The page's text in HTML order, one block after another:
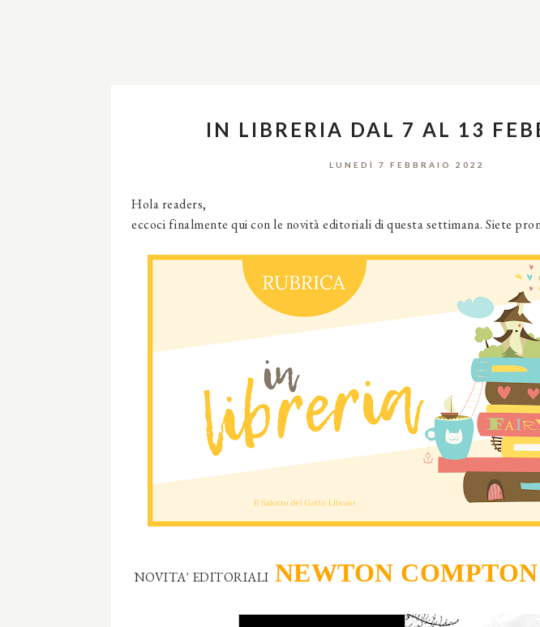
IN LIBRERIA DAL 7 AL 13
LUNEDÌ 7 FEBBRAIO 2022
Hola readers,
eccoci finalmente qui con le novità editoriali di questa settimana. Siete
NOVITA' EDITORIALI NEWTON